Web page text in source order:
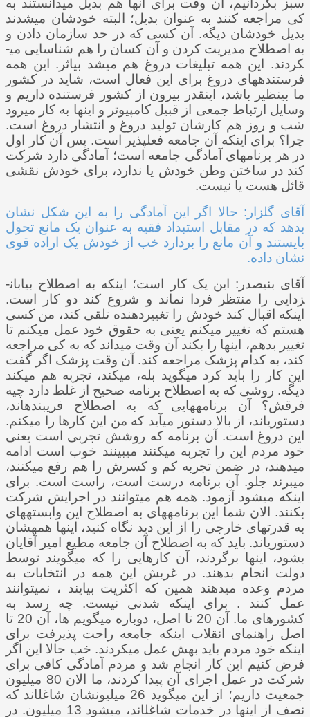
سبز بگردانیم، آن وقت برای آنها هم بدیل می­دانستند به
کی مراجعه کنند به عنوان بدیل؛ البته خودشان می­شدند
بدیل خودشان دیگه. آن کسی که در حد سازمان دادن و
به اصطلاح مدیریت کردن و آن کسان را هم شناسایی می­
کردند. این همه تبلیغات دروغ هم می­شد بی­اثر. این همه
فرستنده­های دروغ برای این فعال است، شاید در کشور
ما بی­نظیر باشد، اینقدر بیرون از کشور فرستنده داریم و
وسایل ارتباط جمعی از قبیل کامپیوتر و اینها به کار می­رود
شب و روز هم کارشان تولید دروغ و انتشار دروغ است.
چرا؟ برای اینکه آن جامعه فعل­پذیر است. پس آن کار اول
در هر برنامه­ای آمادگی جامعه است؛ آمادگی دارد شرکت
کند در ساختن وطن خودش یا ندارد، برای خودش نقشی
قائل هست یا نیست.
آقای گلزار: حالا اگر این آمادگی را به این شکل نشان
بدهد که در مقابل استبداد فقیه به عنوان یک مانع تحول
بایستند و آن مانع را بردارد خب از خودش یک اراده قوی
نشان داده.
آقای بنی­صدر: این یک کار است؛ اینکه به اصطلاح بیابان­
زدایی را منتظر فردا نماند و شروع کند دو کار است.
اینکه اقبال کند خودش را تغییردهنده تلقی کند، من کسی
هستم که تغییر می­کنم یعنی به حقوق خود عمل می­کنم تا
تغییر بدهم، اینها را بکند آن وقت می­داند که به کی مراجعه
کند، به کدام پزشک مراجعه کند. آن وقت پزشک اگر گفت
این کار را باید کرد می­گوید بله، می­کند، تجربه هم می­کند
دیگه. روشی که به اصطلاح برنامه صحیح از غلط دارد چیه
فرقش؟ آن برنامه­هایی که به اصطلاح فریبنده­اند،
دستوری­اند، از بالا دستور می­آید که من این کارها را می­کنم.
این دروغ است. آن برنامه که روشش تجربی است یعنی
خود مردم این را تجربه می­کنند می­بینند خوب است ادامه
می­دهند، در ضمن تجربه کم و کسرش را هم رفع می­کنند،
می­برند جلو. آن برنامه درست است، راست است. برای
اینکه می­شود آزمود. همه هم می­توانند در اجرایش شرکت
بکنند. الان شما این برنامه­های به اصطلاح این وابسته­های
به قدرت­های خارجی را از این دید نگاه کنید، اینها همه­شان
دستوری­اند. باید که به اصطلاح آن جامعه مطیع امیر آقایان
بشود، اینها برگردند، آن کارهایی را که می­گویند توسط
دولت انجام بدهند. در غربش این همه در انتخابات به
مردم وعده می­دهند همین که اکثریت بیایند ، نمی­توانند
عمل کنند . برای اینکه شدنی نیست. چه رسد به
کشورهای ما. آن 20 تا اصل، دوباره می­گویم ها، آن 20 تا
اصل راهنمای انقلاب اینکه جامعه راحت پذیرفت برای
اینکه خود مردم باید بهش عمل می­کردند. خب حالا این اگر
فرض کنیم این کار انجام شد و مردم آمادگی کافی برای
شرکت در عمل اجرای آن پیدا کردند، ما الان 80 میلیون
جمعیت داریم؛ از این می­گوید 26 میلیون­شان شاغل­اند که
نصف از اینها در خدمات شاغل­اند، می­شود 13 میلیون. در